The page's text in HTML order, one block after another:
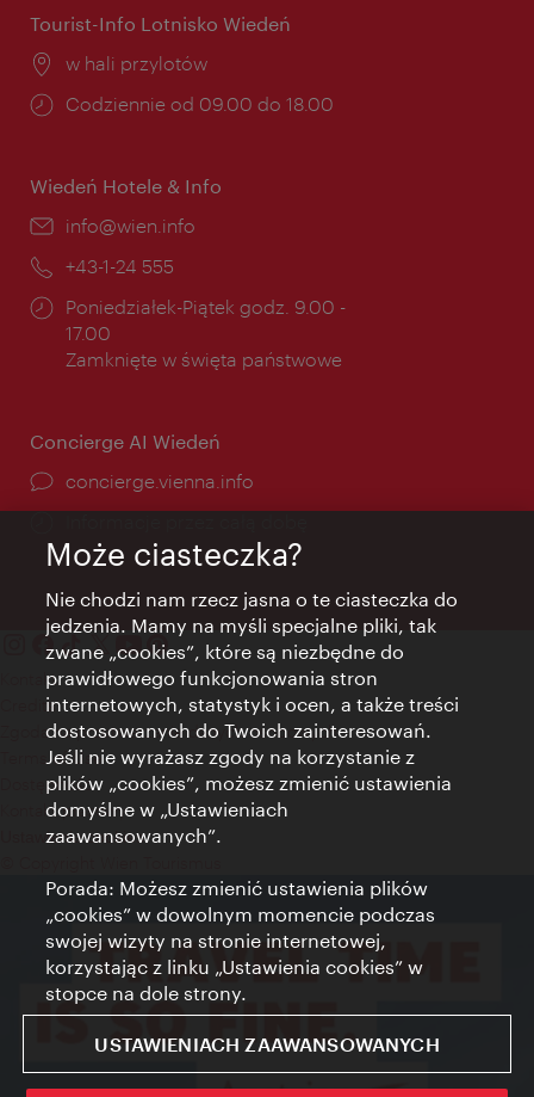
Tourist-Info Lotnisko Wiedeń
Miejsce:
w hali przylotów
Godziny
Codziennie od 09.00 do 18.00
Wiedeń Hotele & Info
E-
info@wien.info
Telefon:
+43-1-24 555
Godziny
otwarcia:
Poniedziałek-Piątek godz. 9.00 -
17.00
Zamknięte w święta państwowe
Concierge AI Wiedeń
concierge.vienna.info
Kontakt
Credits
Zgoda na przetwarzanie danych osobowych
Terms of Use
Dostępność
Kontakt prasowy
Ustawienia cookies
Może ciasteczka?
Nie chodzi nam rzecz jasna o te ciasteczka do
jedzenia. Mamy na myśli specjalne pliki, tak
zwane „cookies”, które są niezbędne do
prawidłowego funkcjonowania stron
internetowych, statystyk i ocen, a także treści
dostosowanych do Twoich zainteresowań.
Jeśli nie wyrażasz zgody na korzystanie z
plików „cookies”, możesz zmienić ustawienia
domyślne w „Ustawieniach
zaawansowanych”.
Porada: Możesz zmienić ustawienia plików
„cookies” w dowolnym momencie podczas
swojej wizyty na stronie internetowej,
korzystając z linku „Ustawienia cookies” w
stopce na dole strony.
USTAWIENIACH ZAAWANSOWANYCH